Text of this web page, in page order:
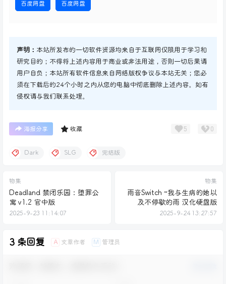
百度网盘 百度网盘
声明： 本站所发布的一切软件资源均来自于互联网仅限用于学习和
研究目的；不得将上述内容用于商业或非法用途，否则一切后果请
用户自负；本站所有软件信息来自网络版权争议与本站无关；您必
须在下载后的24个小时之内从您的电脑中彻底删除上述内容。如有
侵权请与我们联系处理。
海报分享 收藏 5 0
Dark SLG 完结版
物集
Deadland 禁闭乐园：堕罪公
寓 v1.2 官中版
2025-9-23 11:14:07
物集
雨音Switch ~我与生病的她以
及不停歇的雨 汉化硬盘版
2025-9-24 13:27:57
3 条回复 A 文章作者 M 管理员